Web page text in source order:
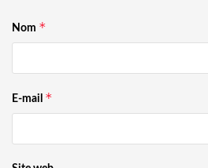
Nom *
E-mail *